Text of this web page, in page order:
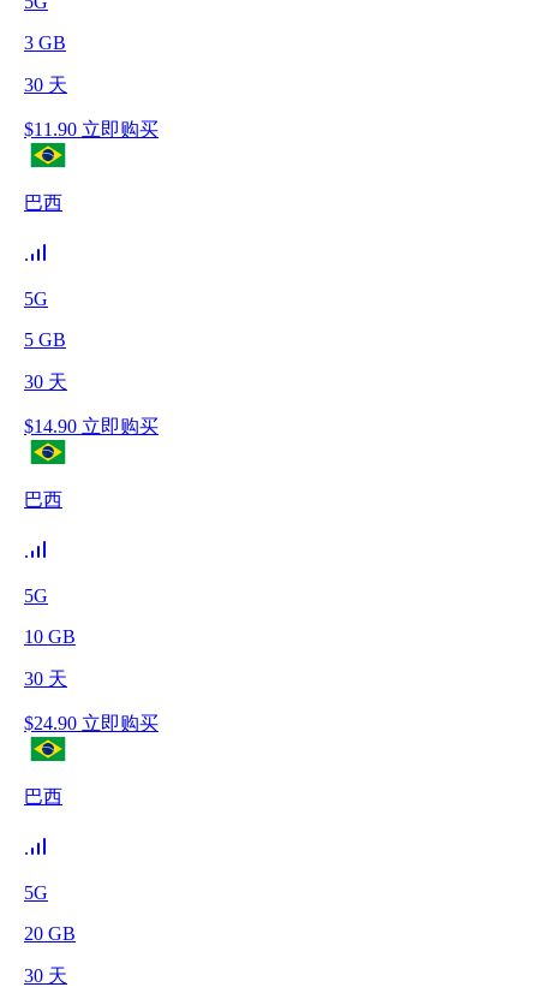
3 GB
30 天
$11.90 立即购买
巴西
5G
5 GB
30 天
$14.90 立即购买
巴西
5G
10 GB
30 天
$24.90 立即购买
巴西
5G
20 GB
30 天